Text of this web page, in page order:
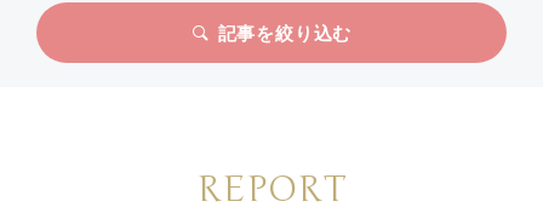
記事を絞り込む
REPORT